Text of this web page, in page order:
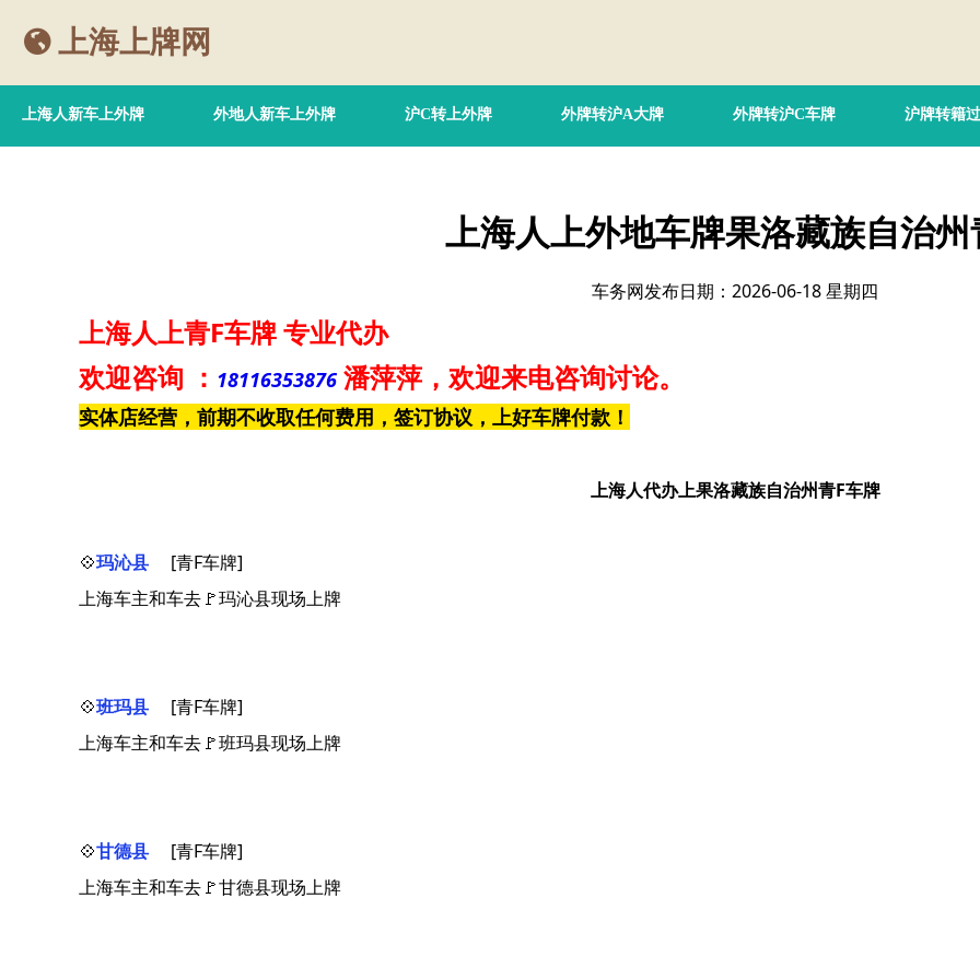
上海上牌网
上海人新车上外牌 外地人新车上外牌 沪C转上外牌 外牌转沪A大牌 外牌转沪C车牌 沪牌转籍
上海人上外地车牌果洛藏族自治州
车务网发布日期：2026-06-18 星期四
上海人上青F车牌专业代办
欢迎咨询 ： 18116353876 潘萍萍 ，欢迎来电咨询讨论。
实体店经营，前期不收取任何费用，签订协议，上好车牌付款！
上海人代办上果洛藏族自治州青F车牌
💠玛沁县
[青F车牌]
上海车主和车去🚩玛沁县现场上牌
💠班玛县
[青F车牌]
上海车主和车去🚩班玛县现场上牌
💠甘德县
[青F车牌]
上海车主和车去🚩甘德县现场上牌